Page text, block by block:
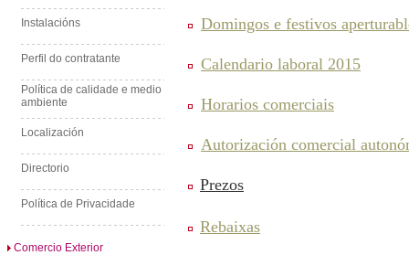
Instalacións
Perfil do contratante
Política de calidade e medio
ambiente
Localización
Directorio
Política de Privacidade
Comercio Exterior
Domingos e festivos
Calendario laboral 2015
Horarios comerciais
Autorización comercial
Prezos
Rebaixas